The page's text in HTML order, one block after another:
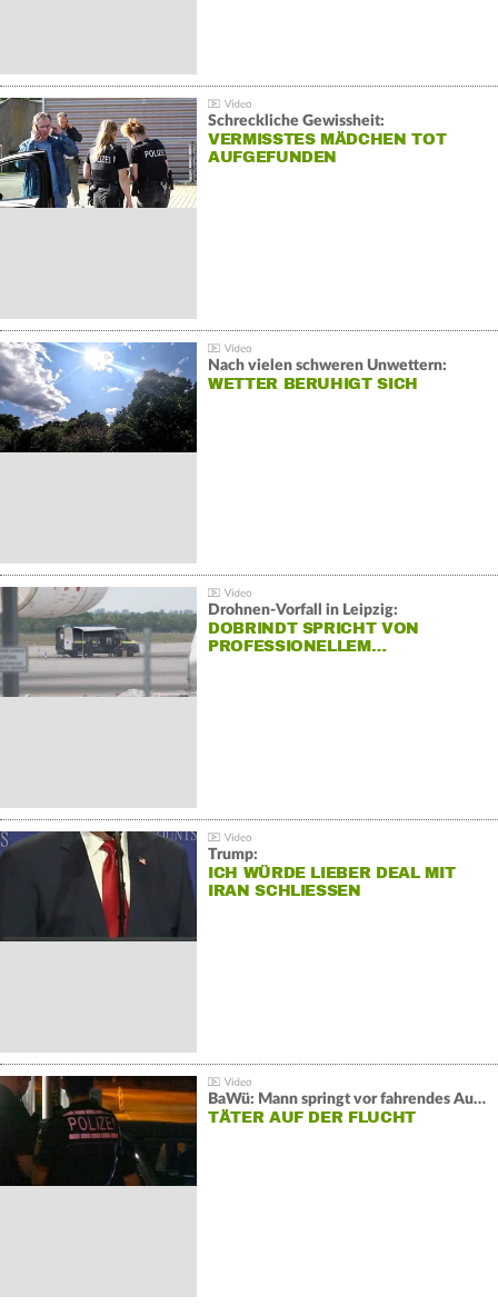
Schreckliche Gewissheit:
VERMISSTES MÄDCHEN TOT
AUFGEFUNDEN
Nach vielen schweren Unwettern:
WETTER BERUHIGT SICH
Drohnen-Vorfall in Leipzig:
DOBRINDT SPRICHT VON
PROFESSIONELLEM…
Trump:
ICH WÜRDE LIEBER DEAL MIT
IRAN SCHLIESSEN
BaWü: Mann springt vor fahrendes Auto und schießt
TÄTER AUF DER FLUCHT